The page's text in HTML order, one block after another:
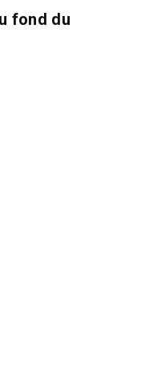
fond du